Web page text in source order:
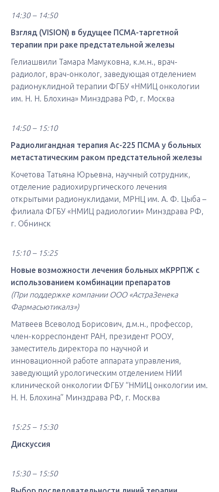
14:30 – 14:50
Взгляд (VISION) в будущее ПСМА-таргетной
терапии при раке предстательной железы
Гелиашвили Тамара Мамуковна, к.м.н., врач-
радиолог, врач-онколог, заведующая отделением
радионуклидной терапии ФГБУ «НМИЦ онкологии
им. Н. Н. Блохина» Минздрава РФ, г. Москва
14:50 – 15:10
Радиолигандная терапия Ac-225 ПСМА у больных
метастатическим раком предстательной железы
Кочетова Татьяна Юрьевна, научный сотрудник,
отделение радиохирургического лечения
открытыми радионуклидами, МРНЦ им. А. Ф. Цыба –
филиала ФГБУ «НМИЦ радиологии» Минздрава РФ,
г. Обнинск
15:10 – 15:25
Новые возможности лечения больных мКРРПЖ с
использованием комбинации препаратов
(При поддержке компании ООО «АстраЗенека
Фармасьютикалз»)
Матвеев Всеволод Борисович, д.м.н., профессор,
член-корреспондент РАН, президент РООУ,
заместитель директора по научной и
инновационной работе аппарата управления,
заведующий урологическим отделением НИИ
клинической онкологии ФГБУ “НМИЦ онкологии им.
Н. Н. Блохина” Минздрава РФ, г. Москва
15:25 – 15:30
Дискуссия
15:30 – 15:50